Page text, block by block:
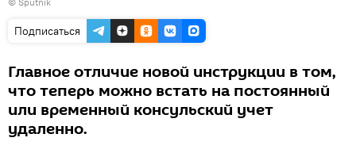
Подписаться
Главное отличие новой инструкции в том,
что теперь можно встать на постоянный
или временный консульский учет
удаленно.